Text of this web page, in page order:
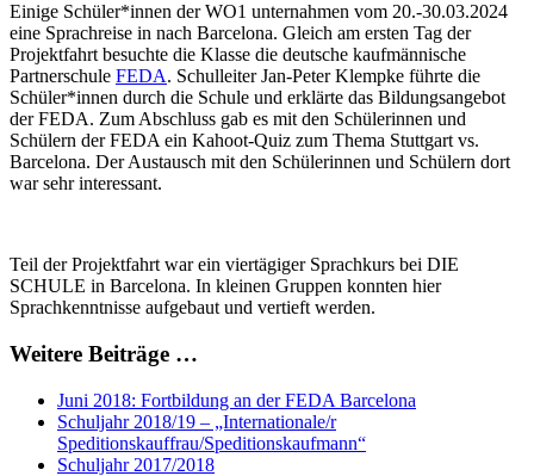
Einige Schüler*innen der WO1 unternahmen vom 20.-30.03.2024
eine Sprachreise in nach Barcelona. Gleich am ersten Tag der
Projektfahrt besuchte die Klasse die deutsche kaufmännische
Partnerschule FEDA. Schulleiter Jan-Peter Klempke führte die
Schüler*innen durch die Schule und erklärte das Bildungsangebot
der FEDA. Zum Abschluss gab es mit den Schülerinnen und
Schülern der FEDA ein Kahoot-Quiz zum Thema Stuttgart vs.
Barcelona. Der Austausch mit den Schülerinnen und Schülern dort
war sehr interessant.
Teil der Projektfahrt war ein viertägiger Sprachkurs bei DIE
SCHULE in Barcelona. In kleinen Gruppen konnten hier
Sprachkenntnisse aufgebaut und vertieft werden.
Weitere Beiträge …
Juni 2018: Fortbildung an der FEDA Barcelona
Schuljahr 2018/19 – „Internationale/r
Speditionskauffrau/Speditionskaufmann“
Schuljahr 2017/2018